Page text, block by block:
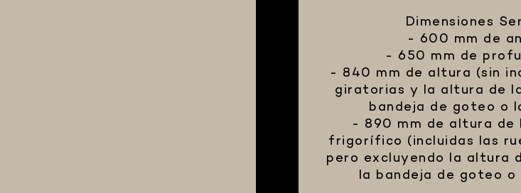
Dimensiones
- 600 mm de
- 650 mm de
- 840 mm de altura (sin
giratorias y la altura de
bandeja de goteo o
- 890 mm de altura de
frigorífico (incluidas las
pero excluyendo la altura
la bandeja de goteo